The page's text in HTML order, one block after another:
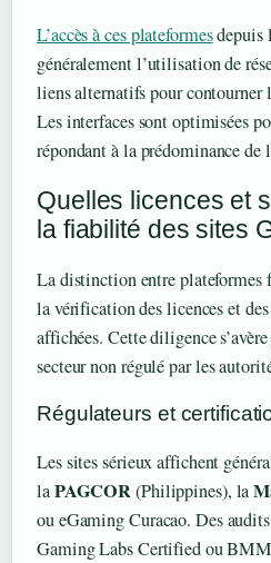
L’accès à ces plateformesdepuis
généralement l’utilisation de
liens alternatifs pour contourner
Les interfaces sont optimisées
répondant à la prédominance de
Quelles licences et
la fiabilité des sites
La distinction entre plateformes
la vérification des licences et
affichées. Cette diligence
secteur non régulé par les
Régulateurs et
Les sites sérieux affichent
laPAGCOR(Philippines), la
ou eGaming Curacao. Des
Gaming Labs Certified ou